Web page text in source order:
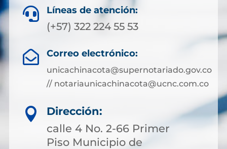
 Líneas de atención:
(+57) 322 224 55 53
 Correo electrónico:
unicachinacota@supernotariado.gov.co
// notariaunicachinacota@ucnc.com.co

Dirección:
calle 4 No. 2-66 Primer
Piso Municipio de